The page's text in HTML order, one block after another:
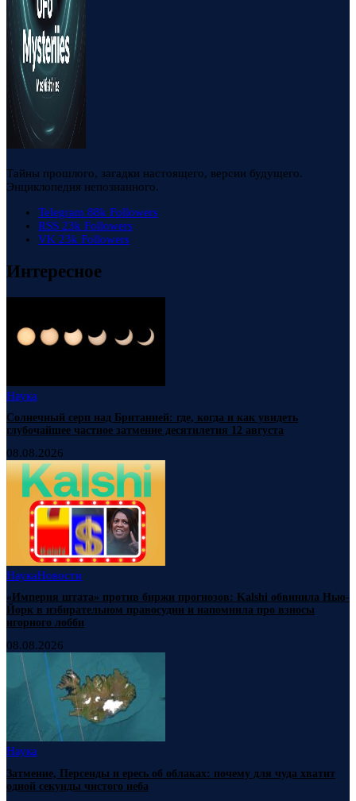
Тайны прошлого, загадки настоящего, версии будущего.
Энциклопедия непознанного.
Telegram 88k Followers
RSS 23k Followers
VK 23k Followers
Интересное
Наука
Солнечный серп над Британией: где, когда и как увидеть
глубочайшее частное затмение десятилетия 12 августа
08.08.2026
НаукаНовости
«Империя штата» против биржи прогнозов: Kalshi обвинила Нью-
Йорк в избирательном правосудии и напомнила про взносы
игорного лобби
08.08.2026
Наука
Затмение, Персеиды и ересь об облаках: почему для чуда хватит
одной секунды чистого неба